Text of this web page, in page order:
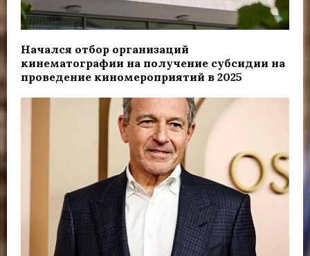
Начался отбор организаций
кинематографии на получение субсидии на
проведение киномероприятий в 2025